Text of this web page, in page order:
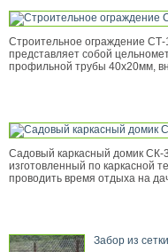
Строительное ограждение
представляет собой
профильной трубы 40х20мм,
Садовый каркасный домик СК-
изготовленный по каркасной
проводить время отдыха на
Забор из